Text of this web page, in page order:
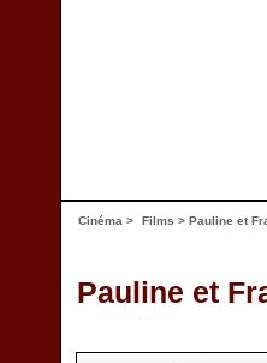
Cinéma > Films > Pauline et
Pauline et